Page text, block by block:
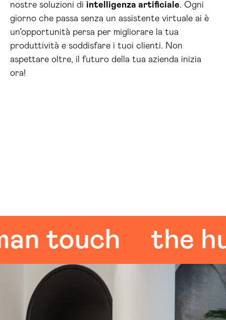
nostre soluzioni di intelligenza artificiale. Ogni
giorno che passa senza un assistente virtuale ai è
un’opportunità persa per migliorare la tua
produttività e soddisfare i tuoi clienti. Non
aspettare oltre, il futuro della tua azienda inizia
ora!
the